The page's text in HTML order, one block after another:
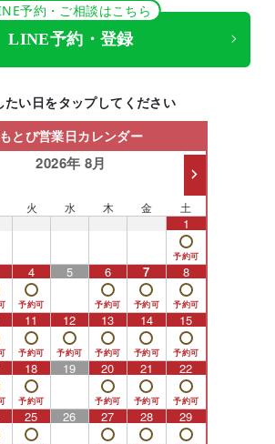
予約・ご相談はこちら
LINE予約・登録
たい日をタップしてください
もとび営業日カレンダー
2026年 8月
火 水 木 金 土
1
4 5 6 7 8
11 12 13 14 15
18 19 20 21 22
25 26 27 28 29